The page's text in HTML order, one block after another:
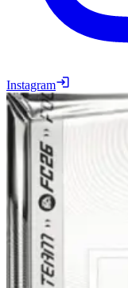
Instagram